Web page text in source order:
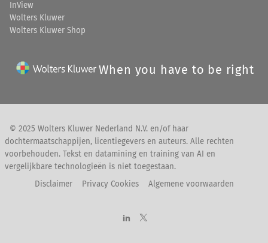
InView
Wolters Kluwer
Wolters Kluwer Shop
When you have to be right
© 2025 Wolters Kluwer Nederland N.V. en/of haar
dochtermaatschappijen, licentiegevers en auteurs. Alle rechten
voorbehouden. Tekst en datamining en training van AI en
vergelijkbare technologieën is niet toegestaan.
Disclaimer
Privacy Cookies Algemene voorwaarden